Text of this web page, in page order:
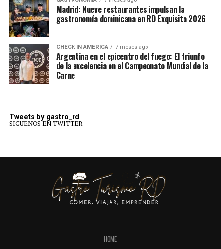
Madrid: Nueve restaurantes impulsan la
gastronomía dominicana en RD Exquisita 2026
CHECK IN AMERICA 7 meses ago
Argentina en el epicentro del fuego: El triunfo
de la excelencia en el Campeonato Mundial de la
Carne
Tweets by gastro_rd
SIGUENOS EN TWITTER
HOME